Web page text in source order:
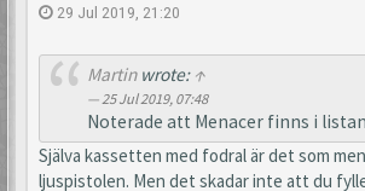
29 Jul 2019, 21:20
Martinwrote: ↑
25 Jul 2019, 07:48
Noterade att Menacer finns i listan
Själva kassetten med fodral är det som
ljuspistolen. Men det skadar inte att du